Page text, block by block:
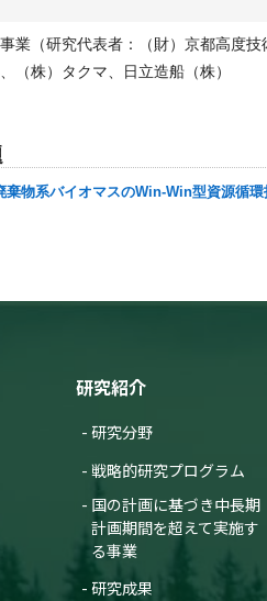
業（研究代表者：（財）京都高度
（株）タクマ、日立造船（株）
棄物系バイオマスのWin-Win型資源循
研究紹介
研究分野
戦略的研究プログラム
国の計画に基づき中長期
計画期間を超えて実施す
る事業
研究成果